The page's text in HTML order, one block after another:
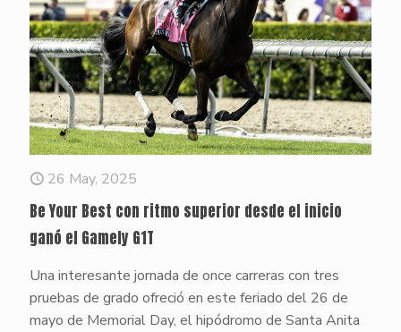
26 May, 2025
Be Your Best con ritmo superior desde el inicio
ganó el Gamely G1T
Una interesante jornada de once carreras con tres
pruebas de grado ofreció en este feriado del 26 de
mayo de Memorial Day, el hipódromo de Santa Anita